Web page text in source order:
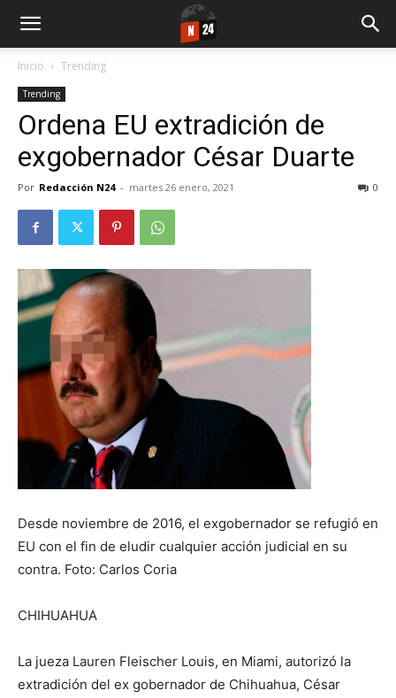
Inicio Trending
Trending
Ordena EU extradición de
exgobernador César Duarte
Por Redacción N24 - martes 26 enero, 2021 0
Desde noviembre de 2016, el exgobernador se refugió en
EU con el fin de eludir cualquier acción judicial en su
contra. Foto: Carlos Coria
CHIHUAHUA
La jueza Lauren Fleischer Louis, en Miami, autorizó la
extradición del ex gobernador de Chihuahua, César